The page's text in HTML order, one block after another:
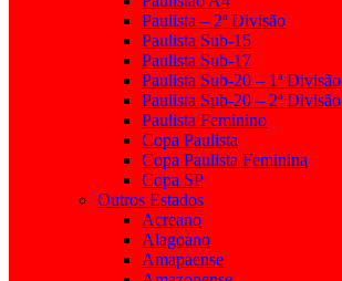
Paulista – 2ª Divisão
Paulista Sub-15
Paulista Sub-17
Paulista Sub-20 – 1ª Divisão
Paulista Sub-20 – 2ª Divisão
Paulista Feminino
Copa Paulista
Copa Paulista Feminina
Copa SP
Outros Estados
Acreano
Alagoano
Amapaense